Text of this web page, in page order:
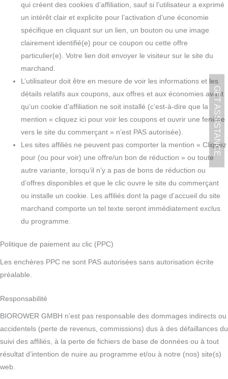
qui créent des cookies d’affiliation, sauf si l’utilisateur a exprimé
un intérêt clair et explicite pour l’activation d’une économie
spécifique en cliquant sur un lien, un bouton ou une image
clairement identifié(e) pour ce coupon ou cette offre
particulier(e). Votre lien doit envoyer le visiteur sur le site du
marchand.
L’utilisateur doit être en mesure de voir les informations et les
détails relatifs aux coupons, aux offres et aux économies avant
qu’un cookie d’affiliation ne soit installé (c’est-à-dire que la
mention « cliquez ici pour voir les coupons et ouvrir une fenêtre
vers le site du commerçant » n’est PAS autorisée).
Les sites affiliés ne peuvent pas comporter la mention « Cliquez
pour (ou pour voir) une offre/un bon de réduction » ou toute
autre variante, lorsqu’il n’y a pas de bons de réduction ou
d’offres disponibles et que le clic ouvre le site du commerçant
ou installe un cookie. Les affiliés dont la page d’accueil du site
marchand comporte un tel texte seront immédiatement exclus
du programme.
Politique de paiement au clic (PPC)
Les enchères PPC ne sont PAS autorisées sans autorisation écrite
préalable.
Responsabilité
BIOROWER GMBH n’est pas responsable des dommages indirects ou
accidentels (perte de revenus, commissions) dus à des défaillances du
suivi des affiliés, à la perte de fichiers de base de données ou à tout
résultat d’intention de nuire au programme et/ou à notre (nos) site(s)
web.
GET ASSISTANCE